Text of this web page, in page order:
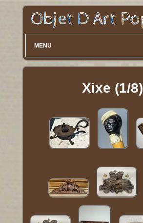
MENU
Xixe (1/8)